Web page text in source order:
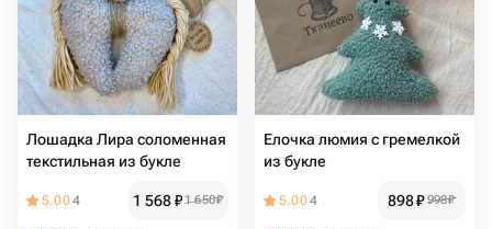
Лошадка Лира соломенная
текстильная из букле
5.004 1 568₽1 650₽
Елочка люмия с гремелкой
из букле
5.004 898₽ 998₽